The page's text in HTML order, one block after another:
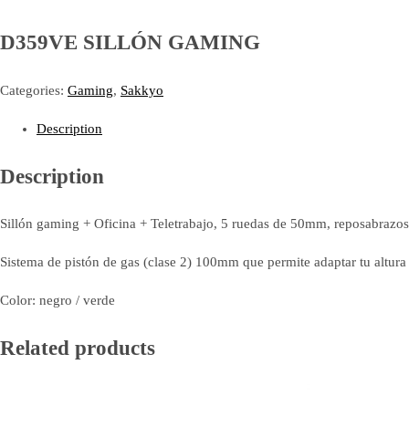
D359VE SILLÓN GAMING
Categories: Gaming, Sakkyo
Description
Description
Sillón gaming + Oficina + Teletrabajo, 5 ruedas de 50mm,
Sistema de pistón de gas (clase 2) 100mm que permite adaptar tu
Color: negro / verde
Related products